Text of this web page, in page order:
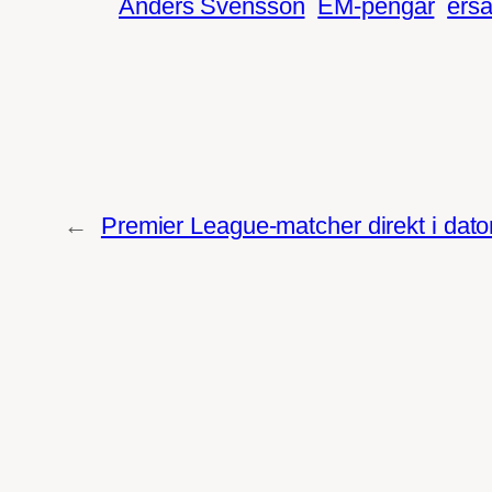
Anders Svensson EM-pengar
← Premier League-matcher direkt i